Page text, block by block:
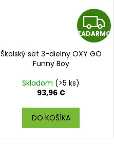
Z
A
ZADARMO
Školský set 3-dielny OXY GO
Funny Boy
Skladom (>5 ks)
93,96 €
DO KOŠÍKA